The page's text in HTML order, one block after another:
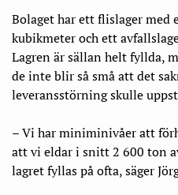
Bolaget har ett flislager med
kubikmeter och ett
Lagren är sällan helt fyllda,
de inte blir så små att det
leveransstörning skulle
– Vi har miniminivåer att
att vi eldar i snitt 2 600 ton
lagret fyllas på ofta, säger